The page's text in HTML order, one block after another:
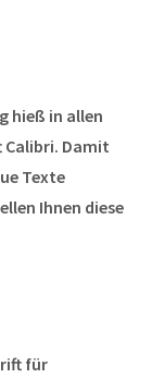
hieß in allen
Calibri. Damit
Texte
Ihnen diese
für